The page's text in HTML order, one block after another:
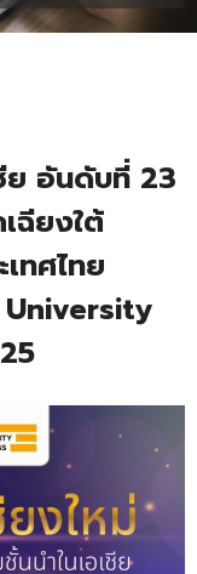
ย อันดับที่ 23
ฉียงใต้
ทศไทย
University